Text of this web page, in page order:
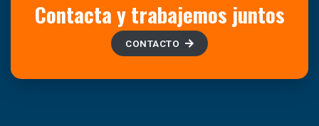
Contacta y trabajemos juntos
CONTACTO